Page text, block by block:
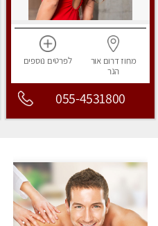
מחוז דרוםאור
הנר
לפרטים נוספים
055-4531800